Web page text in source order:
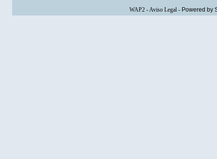
WAP2-Aviso Legal- Powered by